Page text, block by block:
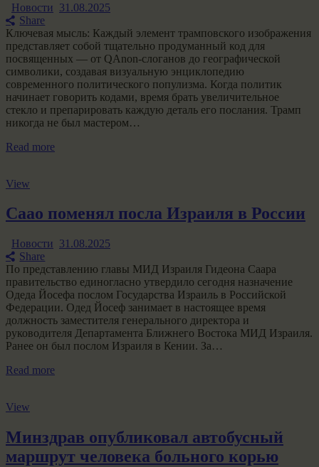
Новости 31.08.2025
Share
Ключевая мысль: Каждый элемент трамповского изображения
представляет собой тщательно продуманный код для
посвященных — от QAnon-слоганов до географической
символики, создавая визуальную энциклопедию
современного политического популизма. Когда политик
начинает говорить кодами, время брать увеличительное
стекло и препарировать каждую деталь его послания. Трамп
никогда не был мастером…
Read more
View
Саао поменял посла Израиля в России
Новости 31.08.2025
Share
По представлению главы МИД Израиля Гидеона Саара
правительство единогласно утвердило сегодня назначение
Одеда Йосефа послом Государства Израиль в Российской
Федерации. Одед Йосеф занимает в настоящее время
должность заместителя генерального директора и
руководителя Департамента Ближнего Востока МИД Израиля.
Ранее он был послом Израиля в Кении. За…
Read more
View
Минздрав опубликовал автобусный
маршрут человека больного корью